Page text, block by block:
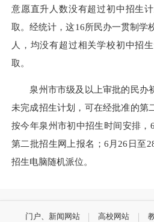
意愿直升人数没有超过初中招生
取。经统计，这16所民办一贯制学
人，均没有超过相关学校初中招
取。
泉州市市级及以上审批的民办
未完成招生计划，可在经批准的第
按今年泉州市初中招生时间安排，
第二批招生网上报名；6月26日至
招生电脑随机派位。
门户、新闻网站 高校网站